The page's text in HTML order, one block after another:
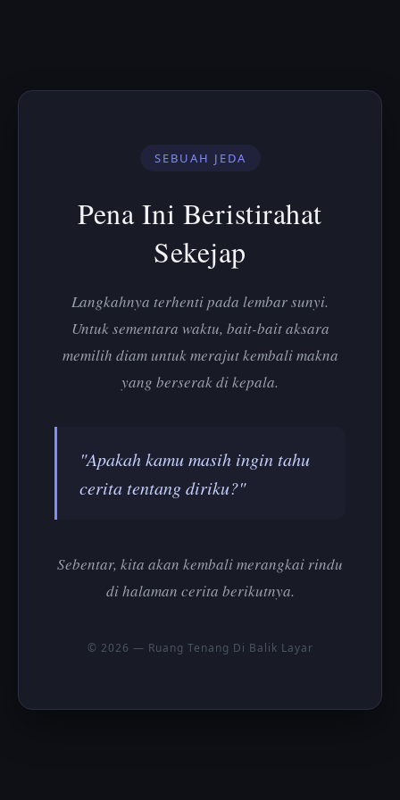
SEBUAH JEDA
Pena Ini Beristirahat
Sekejap
Langkahnya terhenti pada lembar sunyi.
Untuk sementara waktu, bait-bait aksara
memilih diam untuk merajut kembali makna
yang berserak di kepala.
"Apakah kamu masih ingin tahu
cerita tentang diriku?"
Sebentar, kita akan kembali merangkai rindu
di halaman cerita berikutnya.
© 2026 — Ruang Tenang Di Balik Layar